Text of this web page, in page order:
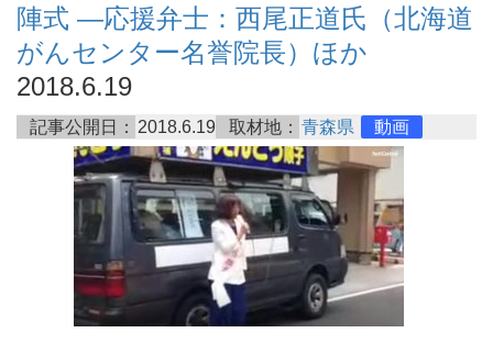
陣式 ―応援弁士：西尾正道氏（北海道
がんセンター名誉院長）ほか
2018.6.19
記事公開日： 2018.6.19 取材地： 青森県 動画